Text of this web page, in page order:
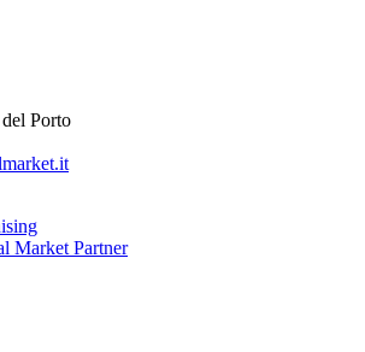
Porto
Market Partner